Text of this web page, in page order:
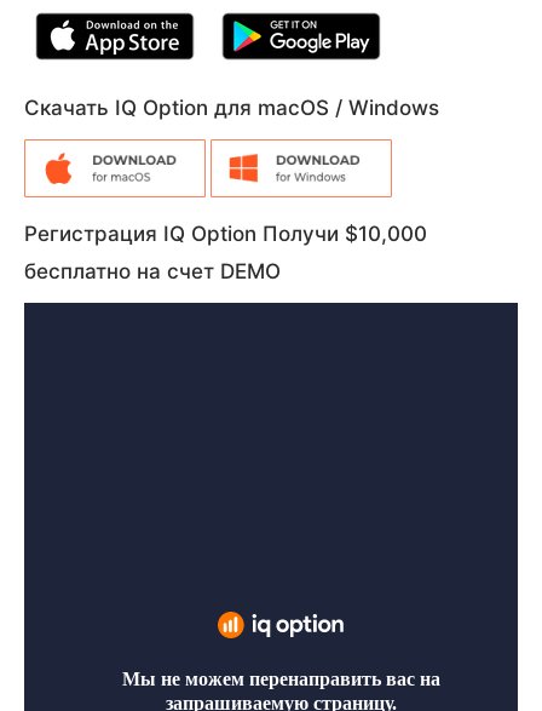
Скачать IQ Option для macOS / Windows
Регистрация IQ Option Получи $10,000
бесплатно на счет DEMO